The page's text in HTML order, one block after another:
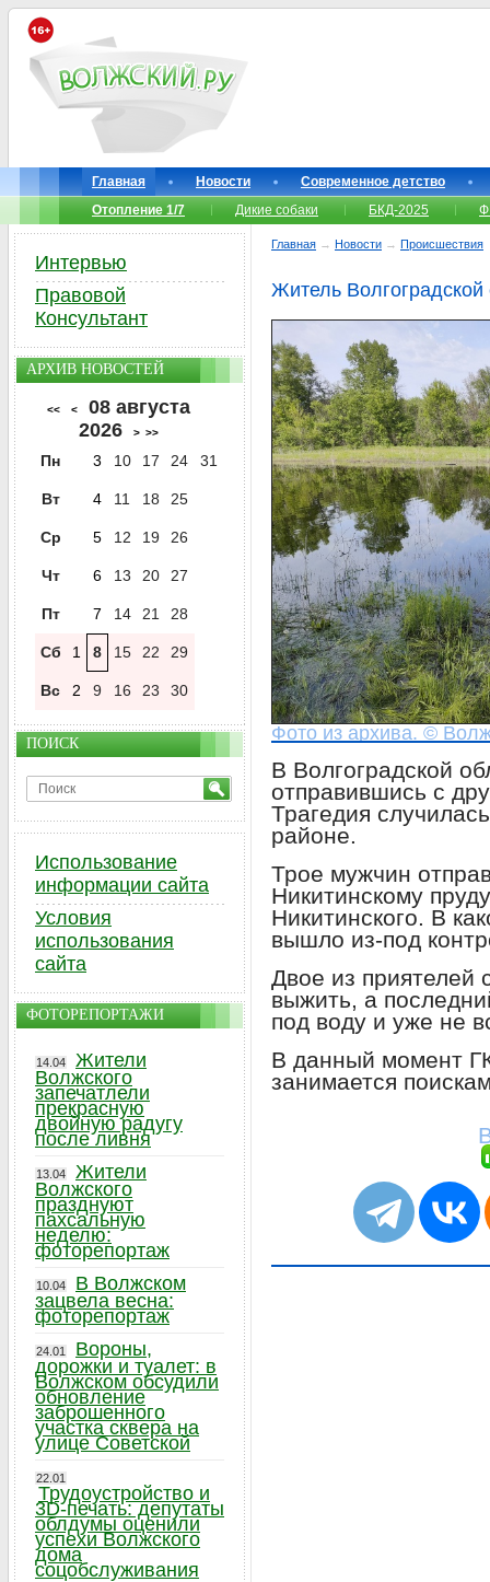
Главная Новости
Современное детство
Отопление 1/7
Дикие собаки БКД-2025
Главная → Новости → Происшествия
Житель Волгоградской
Фото из архива. ©
В Волгоградской
отправившись с
Трагедия
районе.
Трое мужчин
Никитинскому
Никитинского. В
вышло из-под
Двое из приятелей
выжить, а
под воду и уже не
В данный момент
занимается
Интервью
Правовой
Консультант
АРХИВ НОВОСТЕЙ
<< <
08 августа
2026
> >>
Пн 3 10 17 24 31
Вт 4 11 18 25
Ср 5 12 19 26
Чт 6 13 20 27
Пт 7 14 21 28
Сб 1 8 15 22 29
Вс 2 9 16 23 30
ПОИСК
Использование
информации сайта
Условия
использования
сайта
ФОТОРЕПОРТАЖИ
14.04
Жители
Волжского
запечатлели
прекрасную
двойную радугу
после ливня
13.04
Жители
Волжского
празднуют
пахсальную
неделю:
фоторепортаж
10.04
В Волжском
зацвела весна:
фоторепортаж
24.01
Вороны,
дорожки и туалет: в
Волжском обсудили
обновление
заброшенного
участка сквера на
улице Советской
22.01
Трудоустройство и
3D-печать: депутаты
облдумы оценили
успехи Волжского
дома
соцобслуживания